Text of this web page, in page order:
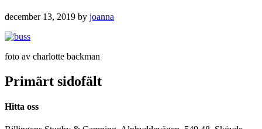
december 13, 2019 by joanna
foto av charlotte backman
Primärt sidofält
Hitta oss